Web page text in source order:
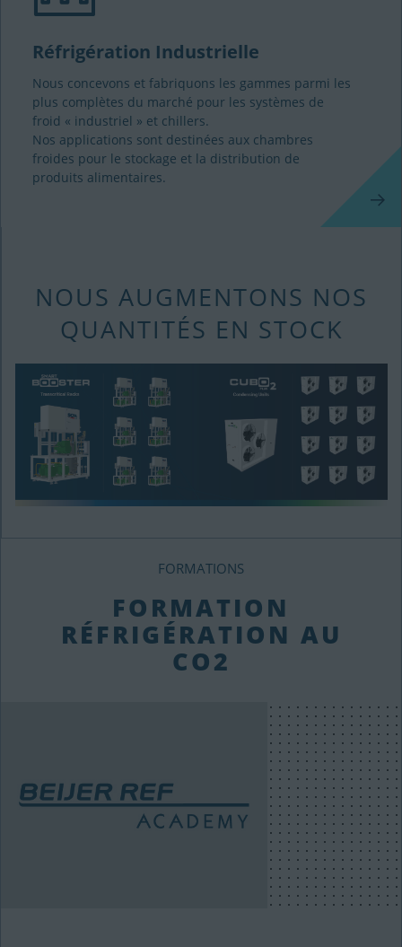
Réfrigération Industrielle
Nous concevons et fabriquons les gammes parmi les
plus complètes du marché pour les systèmes de
froid « industriel » et chillers.
Nos applications sont destinées aux chambres
froides pour le stockage et la distribution de
produits alimentaires.
NOUS AUGMENTONS NOS
QUANTITÉS EN STOCK
FORMATIONS
FORMATION
RÉFRIGÉRATION AU
CO2